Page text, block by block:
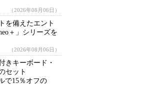
（2026年08月06日）
を備えたエント
＋」シリーズを
（2026年08月06日）
きキーボード・
セット
で15％オフの